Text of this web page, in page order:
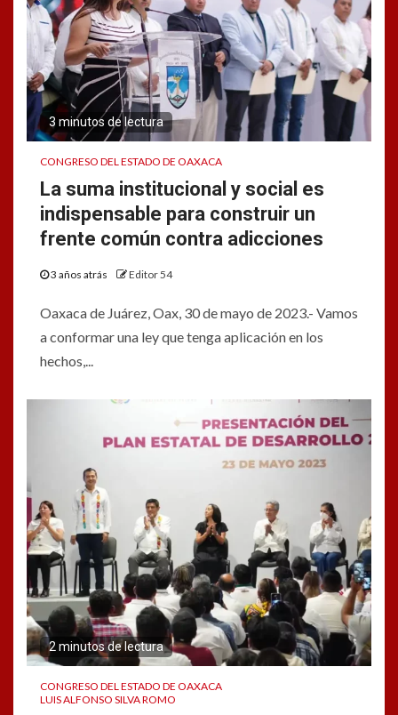
3 minutos de lectura
CONGRESO DEL ESTADO DE OAXACA
La suma institucional y social es
indispensable para construir un
frente común contra adicciones
3 años atrás Editor 54
Oaxaca de Juárez, Oax, 30 de mayo de 2023.- Vamos
a conformar una ley que tenga aplicación en los
hechos,...
2 minutos de lectura
CONGRESO DEL ESTADO DE OAXACA
LUIS ALFONSO SILVA ROMO